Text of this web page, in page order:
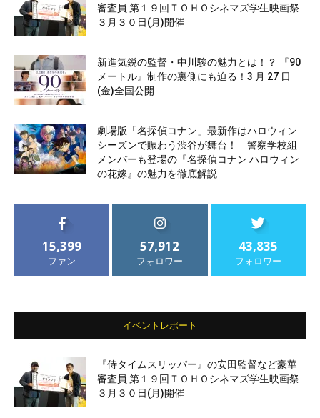
審査員 第１９回ＴＯＨＯシネマズ学生映画祭
３月３０日(月)開催
新進気鋭の監督・中川駿の魅力とは！？ 『90
メートル』制作の裏側にも迫る！3 月 27 日
(金)全国公開
劇場版「名探偵コナン」最新作はハロウィン
シーズンで賑わう渋谷が舞台！ 警察学校組
メンバーも登場の『名探偵コナン ハロウィン
の花嫁』の魅力を徹底解説
15,399
ファン
57,912
フォロワー
43,835
フォロワー
イベントレポート
『侍タイムスリッパー』の安田監督など豪華
審査員 第１９回ＴＯＨＯシネマズ学生映画祭
３月３０日(月)開催